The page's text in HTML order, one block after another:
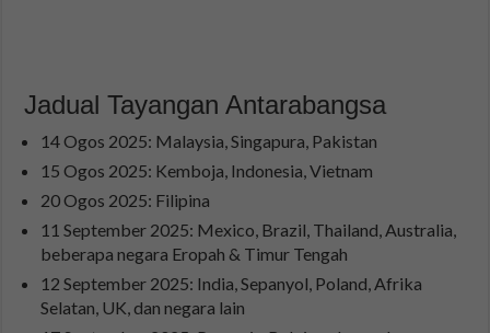
Jadual Tayangan Antarabangsa
14 Ogos 2025: Malaysia, Singapura, Pakistan
15 Ogos 2025: Kemboja, Indonesia, Vietnam
20 Ogos 2025: Filipina
11 September 2025: Mexico, Brazil, Thailand, Australia,
beberapa negara Eropah & Timur Tengah
12 September 2025: India, Sepanyol, Poland, Afrika
Selatan, UK, dan negara lain